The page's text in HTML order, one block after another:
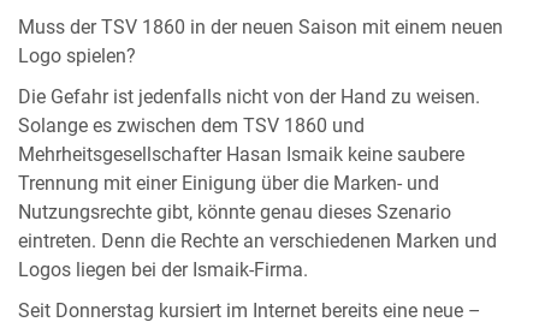
Muss der TSV 1860 in der neuen Saison mit einem neuen
Logo spielen?
Die Gefahr ist jedenfalls nicht von der Hand zu weisen.
Solange es zwischen dem TSV 1860 und
Mehrheitsgesellschafter Hasan Ismaik keine saubere
Trennung mit einer Einigung über die Marken- und
Nutzungsrechte gibt, könnte genau dieses Szenario
eintreten. Denn die Rechte an verschiedenen Marken und
Logos liegen bei der Ismaik-Firma.
Seit Donnerstag kursiert im Internet bereits eine neue –